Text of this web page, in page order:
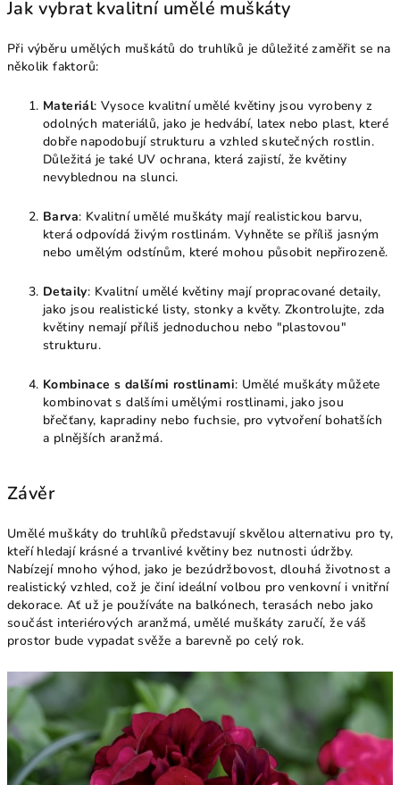
Jak vybrat kvalitní umělé muškáty
Při výběru umělých muškátů do truhlíků je důležité zaměřit se na
několik faktorů:
Materiál: Vysoce kvalitní umělé květiny jsou vyrobeny z
odolných materiálů, jako je hedvábí, latex nebo plast, které
dobře napodobují strukturu a vzhled skutečných rostlin.
Důležitá je také UV ochrana, která zajistí, že květiny
nevyblednou na slunci.
Barva: Kvalitní umělé muškáty mají realistickou barvu,
která odpovídá živým rostlinám. Vyhněte se příliš jasným
nebo umělým odstínům, které mohou působit nepřirozeně.
Detaily: Kvalitní umělé květiny mají propracované detaily,
jako jsou realistické listy, stonky a květy. Zkontrolujte, zda
květiny nemají příliš jednoduchou nebo "plastovou"
strukturu.
Kombinace s dalšími rostlinami: Umělé muškáty můžete
kombinovat s dalšími umělými rostlinami, jako jsou
břečťany, kapradiny nebo fuchsie, pro vytvoření bohatších
a plnějších aranžmá.
Závěr
Umělé muškáty do truhlíků představují skvělou alternativu pro ty,
kteří hledají krásné a trvanlivé květiny bez nutnosti údržby.
Nabízejí mnoho výhod, jako je bezúdržbovost, dlouhá životnost a
realistický vzhled, což je činí ideální volbou pro venkovní i vnitřní
dekorace. Ať už je používáte na balkónech, terasách nebo jako
součást interiérových aranžmá, umělé muškáty zaručí, že váš
prostor bude vypadat svěže a barevně po celý rok.